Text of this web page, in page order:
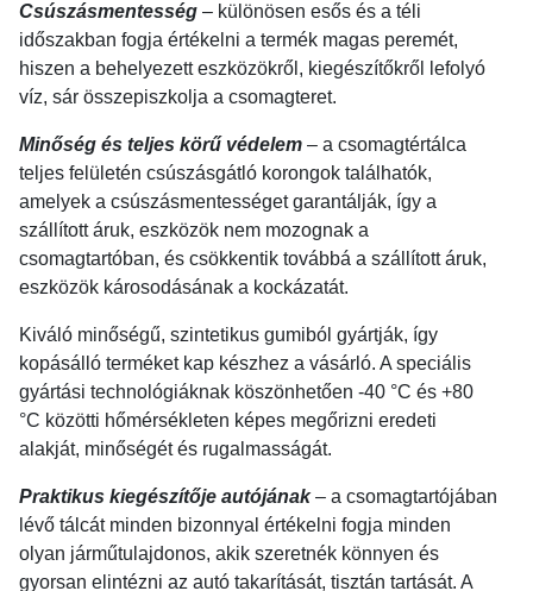
Csúszásmentesség – különösen esős és a téli
időszakban fogja értékelni a termék magas peremét,
hiszen a behelyezett eszközökről, kiegészítőkről lefolyó
víz, sár összepiszkolja a csomagteret.
Minőség és teljes körű védelem – a csomagtértálca
teljes felületén csúszásgátló korongok találhatók,
amelyek a csúszásmentességet garantálják, így a
szállított áruk, eszközök nem mozognak a
csomagtartóban, és csökkentik továbbá a szállított áruk,
eszközök károsodásának a kockázatát.
Kiváló minőségű, szintetikus gumiból gyártják, így
kopásálló terméket kap készhez a vásárló. A speciális
gyártási technológiáknak köszönhetően -40 °C és +80
°C közötti hőmérsékleten képes megőrizni eredeti
alakját, minőségét és rugalmasságát.
Praktikus kiegészítője autójának– a csomagtartójában
lévő tálcát minden bizonnyal értékelni fogja minden
olyan járműtulajdonos, akik szeretnék könnyen és
gyorsan elintézni az autó takarítását, tisztán tartását. A